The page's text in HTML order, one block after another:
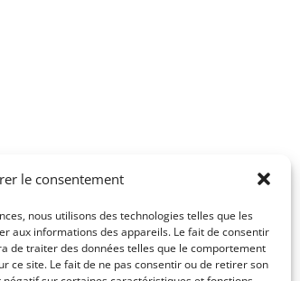
le consentement
nous utilisons des technologies telles que les
aux informations des appareils. Le fait de consentir
de traiter des données telles que le comportement
ce site. Le fait de ne pas consentir ou de retirer son